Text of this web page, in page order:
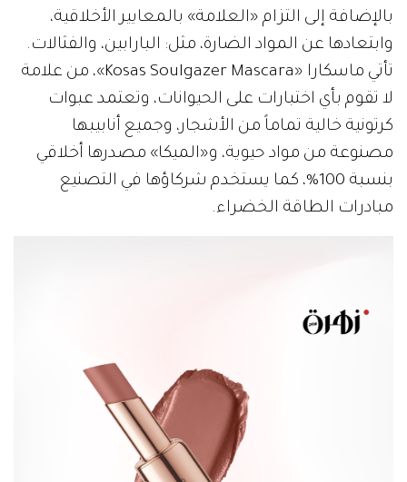
بالإضافة إلى التزام «العلامة» بالمعايير الأخلاقية،
وابتعادها عن المواد الضارة، مثل: البارابين، والفثالات.
تأتي ماسكارا «Kosas Soulgazer Mascara»، من علامة
لا تقوم بأي اختبارات على الحيوانات، وتعتمد عبوات
كرتونية خالية تماماً من الأشجار، وجميع أنابيبها
مصنوعة من مواد حيوية، و«الميكا» مصدرها أخلاقي
بنسبة 100%، كما يستخدم شركاؤها في التصنيع
مبادرات الطاقة الخضراء.